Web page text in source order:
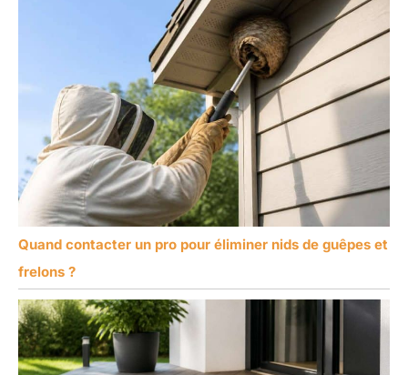
Quand contacter un pro pour éliminer nids de guêpes et
frelons ?